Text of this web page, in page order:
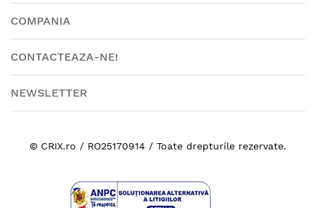
COMPANIA
CONTACTEAZA-NE!
NEWSLETTER
© CRIX.ro / RO25170914 / Toate drepturile rezervate.